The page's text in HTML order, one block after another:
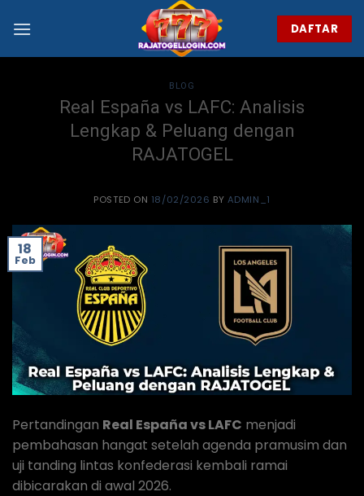
DAFTAR
BLOG
Real España vs LAFC: Analisis
Lengkap & Peluang dengan
RAJATOGEL
POSTED ON 18/02/2026 BY ADMIN_1
18
Feb
Pertandingan Real España vs LAFC menjadi
pembahasan hangat setelah agenda pramusim dan
uji tanding lintas konfederasi kembali ramai
dibicarakan di awal 2026.